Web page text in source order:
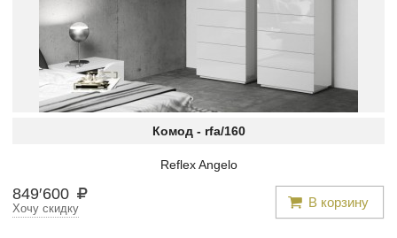
Комод - rfa/160
Reflex Angelo
849′600 В корзину
Хочу скидку